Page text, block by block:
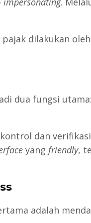
dilakukan
dua fungsi
dan
yangfriendly,
adalah